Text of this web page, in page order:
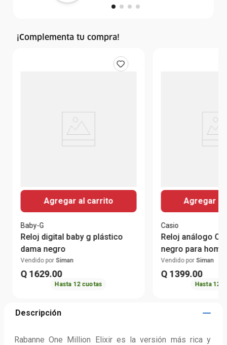
¡Complementa tu compra!
Agregar al carrito
Baby-G
Reloj digital baby g plástico
dama negro
Vendido por Siman
Q 1629.00
Hasta 12 cuotas
Agregar
Casio
Reloj análogo
negro para
Vendido por Siman
Q 1399.00
Hasta 12
Descripción
Rabanne One Million Elixir es la versión más rica y